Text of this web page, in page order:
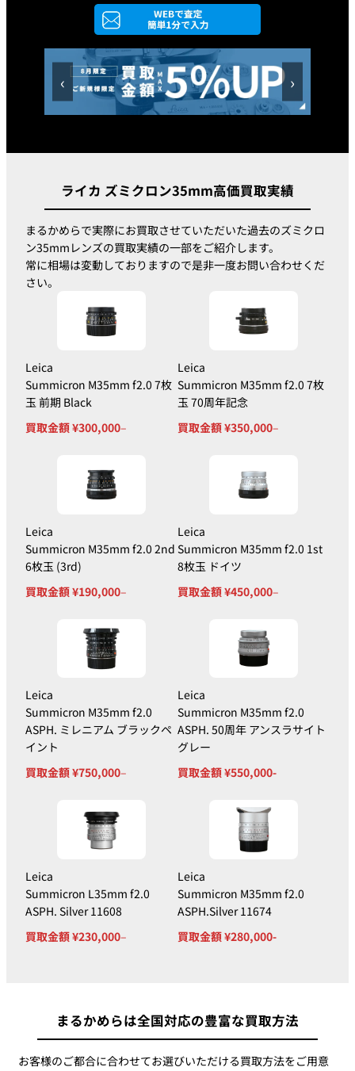
Summicron
M35mm f2.0
ASPH.Black
11879
180,000円 205,000円
Summicron
Summicron
ASPH. Silver
11608
180,000円 240,000円
M35mm f2.0
ASPH.6bit
Black 11879C
260,000円
Summicron
M35mm f2.0
Silver 11882
210,000円 240,000円
Summicron
M35mm f2.0
ASPH.ICS
750,000円
Summicron
M35mm f2.0
ASPH. ミレニ
ペイント
670,000円 700,000円
Summicron
Titanium
350,000円
M35mm f2.0
アンスラサイト
グレー
LHSA 35周年
ハンマートーン
フード付き
350,000円 450,000円
Chrome 11689
Summicron
‹ ›
ライカ ズミクロン35mm高価買取実績
まるかめらで実際にお買取させていただいた過去のズミクロ
ン35mmレンズの買取実績の一部をご紹介します。
常に相場は変動しておりますので是非一度お問い合わせくだ
さい。
Leica
Summicron M35mm f2.0 7枚
玉 前期 Black
買取金額 ¥300,000–
Leica
Summicron M35mm f2.0 7枚
玉 70周年記念
買取金額 ¥350,000–
Leica
Summicron M35mm f2.0 2nd
6枚玉 (3rd)
買取金額 ¥190,000–
Leica
Summicron M35mm f2.0 1st
8枚玉 ドイツ
買取金額 ¥450,000–
Leica
Summicron M35mm f2.0
ASPH. ミレニアム ブラックペ
イント
買取金額 ¥750,000–
Leica
Summicron M35mm f2.0
ASPH. 50周年 アンスラサイト
グレー
買取金額 ¥550,000-
Leica
Summicron L35mm f2.0
ASPH. Silver 11608
買取金額 ¥230,000–
Leica
Summicron M35mm f2.0
ASPH.Silver 11674
買取金額 ¥280,000-
まるかめらは全国対応の豊富な買取方法
お客様のご都合に合わせてお選びいただける買取方法をご用意